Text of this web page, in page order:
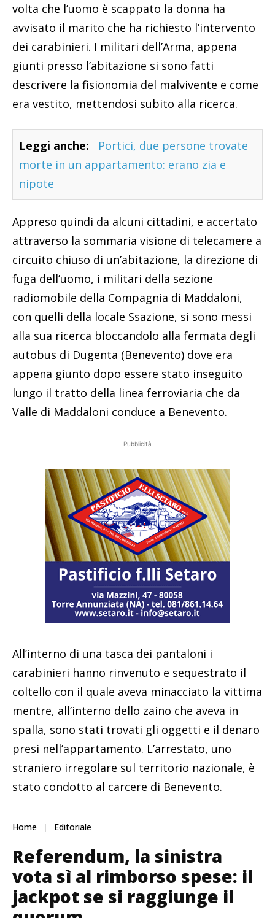
volta che l’uomo è scappato la donna ha
avvisato il marito che ha richiesto l’intervento
dei carabinieri. I militari dell’Arma, appena
giunti presso l’abitazione si sono fatti
descrivere la fisionomia del malvivente e come
era vestito, mettendosi subito alla ricerca.
Leggi anche:
Portici, due persone trovate
morte in un appartamento: erano zia e
nipote
Appreso quindi da alcuni cittadini, e accertato
attraverso la sommaria visione di telecamere a
circuito chiuso di un’abitazione, la direzione di
fuga dell’uomo, i militari della sezione
radiomobile della Compagnia di Maddaloni,
con quelli della locale Ssazione, si sono messi
alla sua ricerca bloccandolo alla fermata degli
autobus di Dugenta (Benevento) dove era
appena giunto dopo essere stato inseguito
lungo il tratto della linea ferroviaria che da
Valle di Maddaloni conduce a Benevento.
Pubblicità
All’interno di una tasca dei pantaloni i
carabinieri hanno rinvenuto e sequestrato il
coltello con il quale aveva minacciato la vittima
mentre, all’interno dello zaino che aveva in
spalla, sono stati trovati gli oggetti e il denaro
presi nell’appartamento. L’arrestato, uno
straniero irregolare sul territorio nazionale, è
stato condotto al carcere di Benevento.
Home Editoriale
Referendum, la sinistra
vota sì al rimborso spese: il
jackpot se si raggiunge il